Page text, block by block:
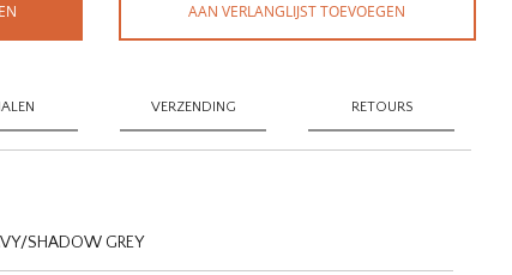
AAN VERLANGLIJST TOEVOEGEN
VERZENDING RETOURS
SHADOW GREY